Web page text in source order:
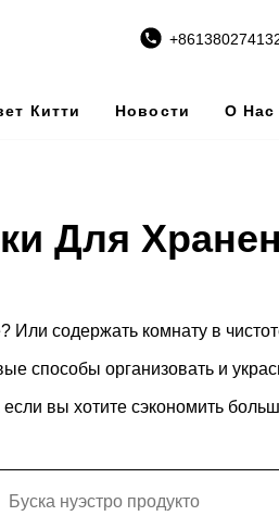
Китти Новости О Нас
Для
содержать комнату в
способы организовать и
вы хотите сэкономить